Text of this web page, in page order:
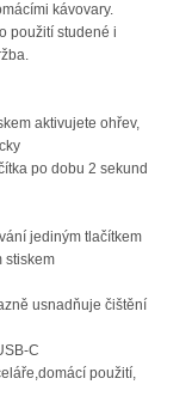
kávovary.
použití studené i
aktivujete ohřev,
po dobu 2 sekund
jediným tlačítkem
stiskem
usnadňuje čištění
C
áře,domácí použití,